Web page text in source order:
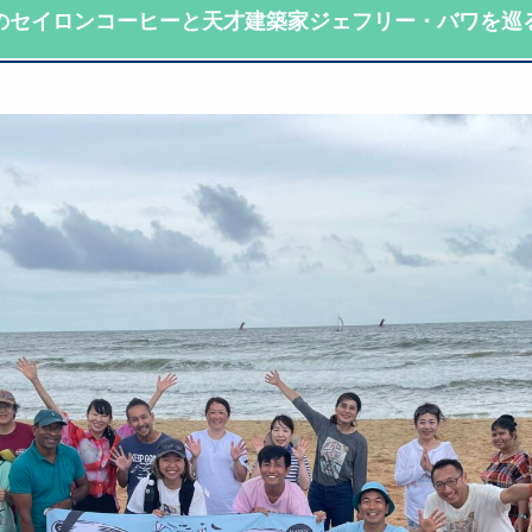
セイロンコーヒーと天才建築家ジェフリー・バワを巡